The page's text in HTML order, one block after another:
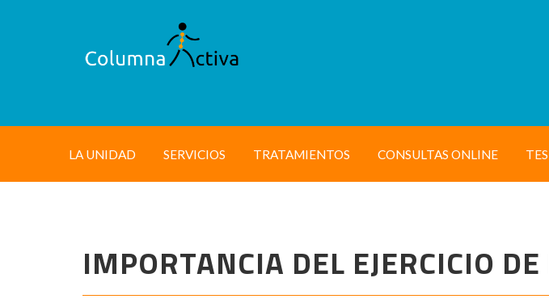
LA UNIDAD SERVICIOS TRATAMIENTOS CONSULTAS ONLINE
IMPORTANCIA DEL EJERCICIO